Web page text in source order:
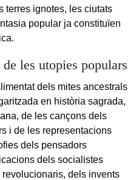
terres ignotes, les ciutats
popular ja constituïen
les utopies populars
dels mites ancestrals
en història sagrada,
de les cançons dels
i de les representacions
dels pensadors
dels socialistes
dels invents